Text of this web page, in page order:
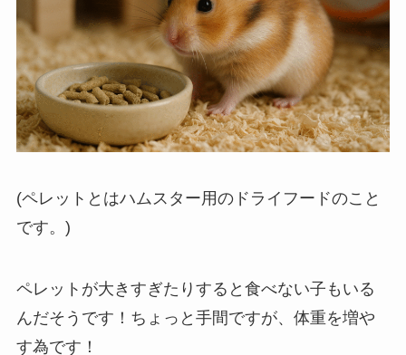
(ペレットとはハムスター用のドライフードのこと
です。)
ペレットが大きすぎたりすると食べない子もいる
んだそうです！ちょっと手間ですが、体重を増や
す為です！